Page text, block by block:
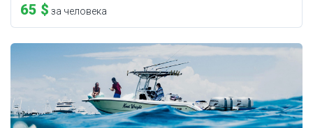
65 $ за человека